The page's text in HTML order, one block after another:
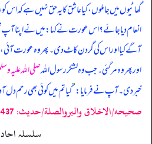
گھاٹیوں میں جا ملوں، کیا عاشق کا یہ حق نہیں ہے کہ اس
انعام دیا جائے؟ اس عورت نے کہا: میں نے اپنا آپ
آگے کیا اور ا‏‏‏‏س کی گردن کاٹ دی۔ پھر وہ عورت آئی،
اور پھر وہ مر گئی۔ جب وہ لشکر رسول اللهصلی اللہ علیہ
خبر دی۔ آپ نے فرمایا:”کیا تم میں کوئی بھی رحم دل
صحيحه/الاخلاق والبروالصلة/حدیث: 2437]
سلسلہ